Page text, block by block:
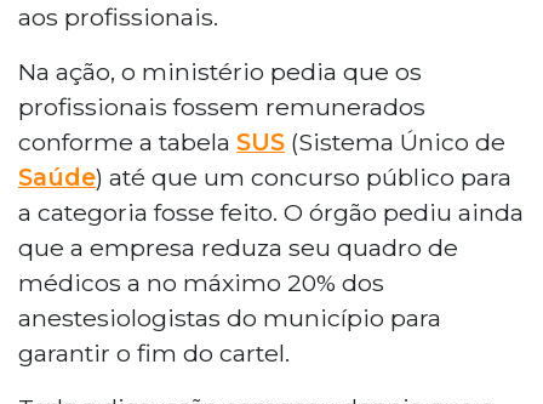
aos profissionais.
Na ação, o ministério pedia que os
profissionais fossem remunerados
conforme a tabela SUS (Sistema Único de
Saúde) até que um concurso público para
a categoria fosse feito. O órgão pediu ainda
que a empresa reduza seu quadro de
médicos a no máximo 20% dos
anestesiologistas do município para
garantir o fim do cartel.